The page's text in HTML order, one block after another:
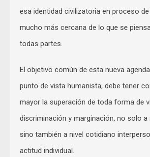
esa identidad civilizatoria en proceso
mucho más cercana de lo que se
todas partes.
El objetivo común de esta nueva
punto de vista humanista, debe tener
mayor la superación de toda forma de
discriminación y marginación, no solo a
sino también a nivel cotidiano
actitud individual.